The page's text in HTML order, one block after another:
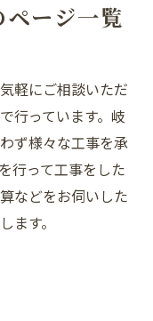
ージ一覧
軽にご相談いただ
行っています。岐
ず様々な工事を承
行って工事をした
などをお伺いした
ます。